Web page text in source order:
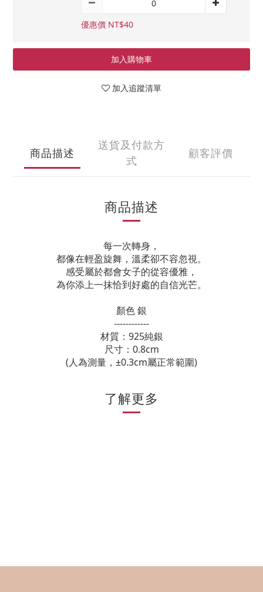
優惠價 NT$40
加入購物車
加入追蹤清單
商品描述
送貨及付款方
式
顧客評價
商品描述
每一次轉身，
都像在輕盈旋舞，溫柔卻不容忽視。
感受屬於都會女子的從容優雅，
為你添上一抹恰到好處的自信光芒。
顏色 銀
------------
材質：925純銀
尺寸：0.8cm
(人為測量，±0.3cm屬正常範圍)
了解更多